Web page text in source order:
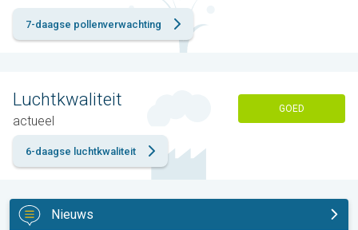
7-daagse pollenverwachting
Luchtkwaliteit
actueel
GOED
6-daagse luchtkwaliteit
Nieuws